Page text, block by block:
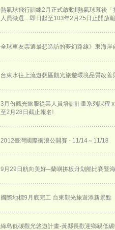
熱氣球飛行訓練2月正式啟動!!熱氣球幕後
人員徵選....即日起至103年2月25日止開放
全球車友票選最想造訪的夢幻路線》東海岸
台東水往上流遊憩區觀光旅遊環境品質改善
3月份觀光旅服從業人員培訓計畫系列課程
至2月28日截止報名!
2012臺灣國際衝浪公開賽 - 11/14～11/18
9月29日航向美好─蘭嶼拼板舟划船比賽暨
國際地標9月底完工 台東觀光旅遊添新景點
綠島低碳觀光悠遊計畫-黃縣長歡迎鄉親低